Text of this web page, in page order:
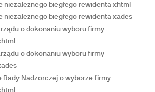
niezależnego biegłego rewidenta xhtml
niezależnego biegłego rewidenta xades
o dokonaniu wyboru firmy
o dokonaniu wyboru firmy
Rady Nadzorczej o wyborze firmy